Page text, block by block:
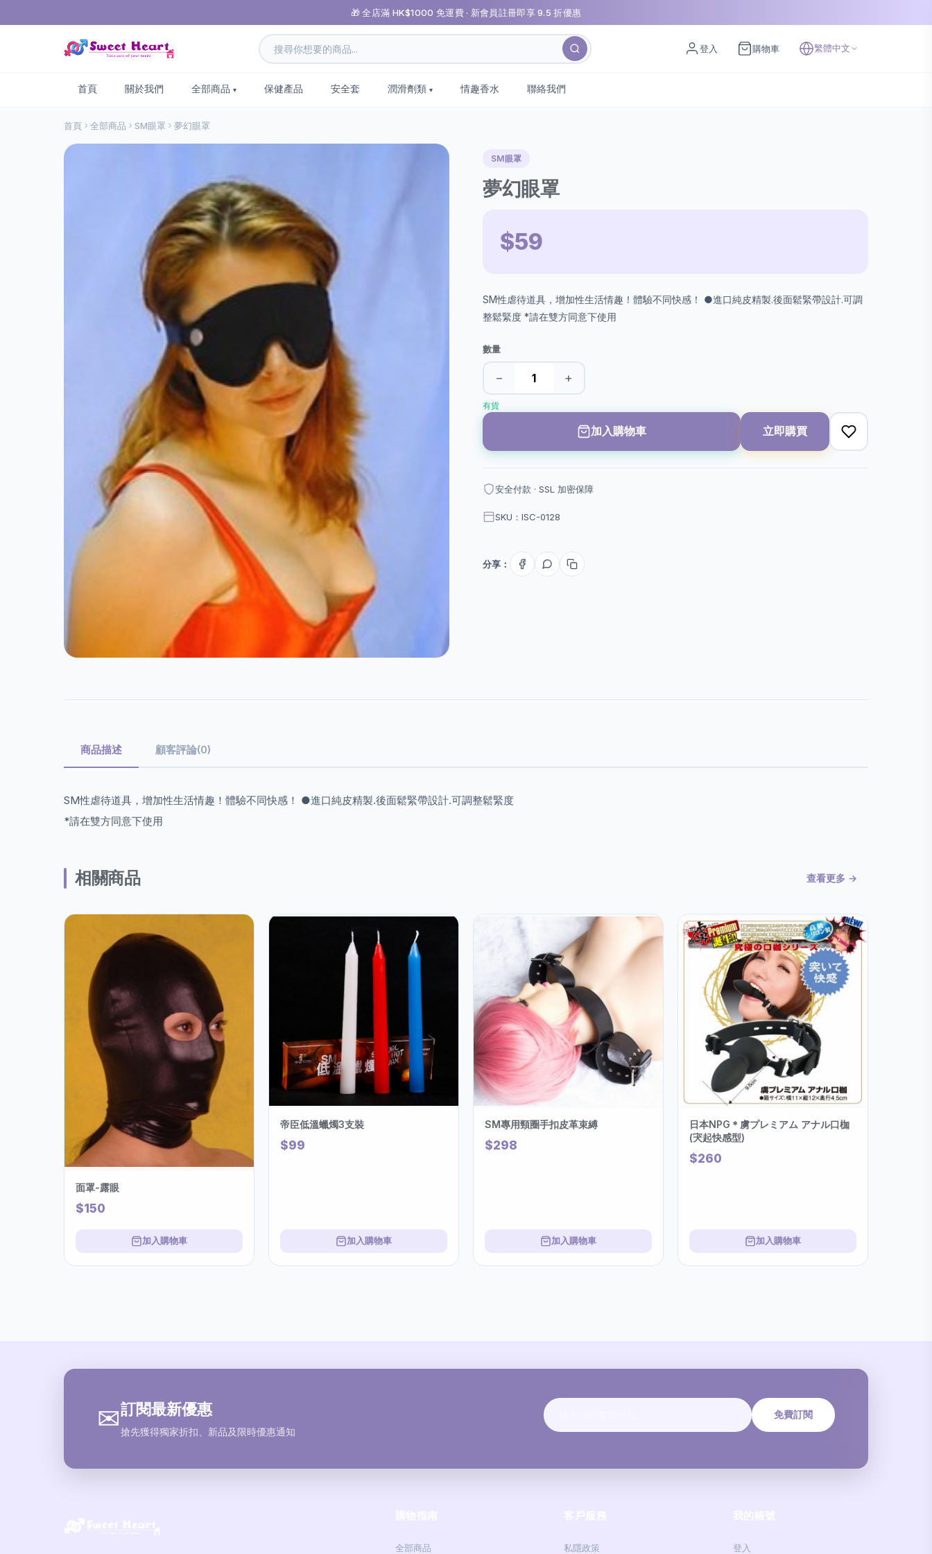
🎁 全店滿 HK$1000 免運費 · 新會員註冊即享 9.5 折優惠
登入 購物車 繁體中文
首頁 關於我們 全部商品 保健產品 安全套 潤滑劑類 情趣香水 聯絡我們
首頁 全部商品 SM眼罩 夢幻眼罩
SM眼罩
夢幻眼罩
$59
SM性虐待道具，增加性生活情趣！體驗不同快感！ ●進口純皮精製.後面鬆緊帶設計.可調
整鬆緊度 *請在雙方同意下使用
數量
− +
有貨
加入購物車 立即購買
安全付款 · SSL 加密保障
SKU：ISC-0128
分享：
商品描述 顧客評論(0)
SM性虐待道具，增加性生活情趣！體驗不同快感！ ●進口純皮精製.後面鬆緊帶設計.可調整鬆緊度
*請在雙方同意下使用
相關商品 查看更多 →
面罩-露眼
$150
加入購物車
帝臣低溫蠟燭3支裝
$99
加入購物車
SM專用頸圈手扣皮革束縛
$298
加入購物車
日本NPG＊虜プレミアム アナル口枷
(宊起快感型)
$260
加入購物車
✉訂閱最新優惠
搶先獲得獨家折扣、新品及限時優惠通知
免費訂閱
全部商品 私隱政策 登入